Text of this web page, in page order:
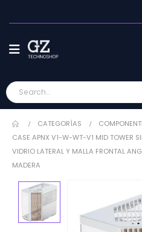
CATEGORÍAS
CASE APNX V1-W-WT-V1 MID TOWER
VIDRIO LATERAL Y MALLA FRONTAL
MADERA